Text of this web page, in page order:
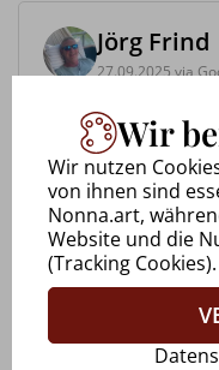
Jörg Frind
27.09.2025 via
Workshop bei
lebensfroh danke
auch in den
was mich
Thema behandelt
Uwe
28.09.2025 via
Wir
Wir nutzen
von ihnen sind
Nonna.art,
Website und die
(Tracking Cookies).